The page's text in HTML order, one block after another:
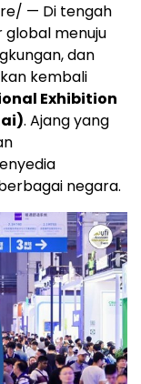
— Di tengah
global menuju
dan
kembali
Exhibition
. Ajang yang
negara.